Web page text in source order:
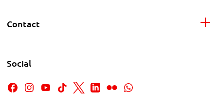
Contact
Social